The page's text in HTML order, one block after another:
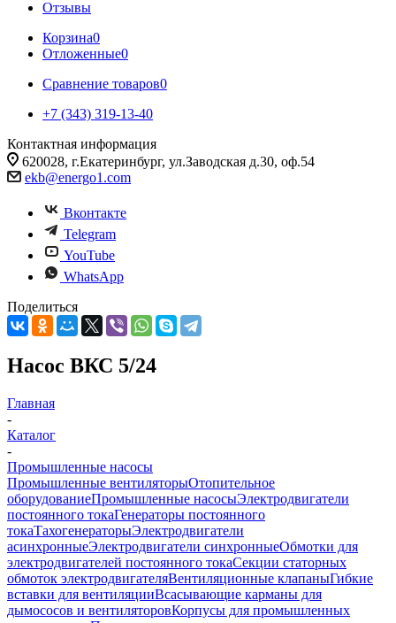
Отзывы
Корзина0
Отложенные0
Сравнение товаров0
+7 (343) 319-13-40
Контактная информация
620028, г.Екатеринбург, ул.Заводская д.30, оф.54
ekb@energo1.com
Вконтакте
Telegram
YouTube
WhatsApp
Поделиться
Насос ВКС 5/24
Главная
-
Каталог
-
Промышленные насосы
Промышленные вентиляторыОтопительное
оборудованиеПромышленные насосыЭлектродвигатели
постоянного токаГенераторы постоянного
токаТахогенераторыЭлектродвигатели
асинхронныеЭлектродвигатели синхронныеОбмотки для
электродвигателей постоянного токаСекции статорных
обмоток электродвигателяВентиляционные клапаныГибкие
вставки для вентиляцииВсасывающие карманы для
дымососов и вентиляторовКорпусы для промышленных